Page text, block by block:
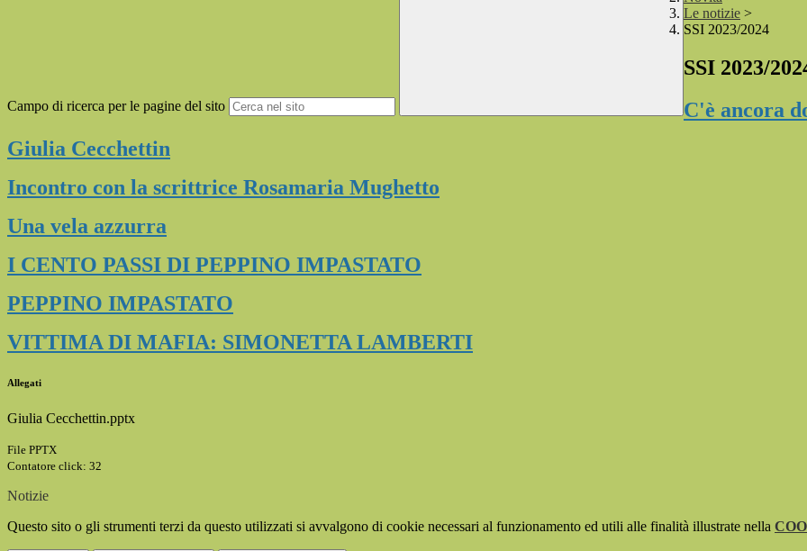
Campo di ricerca per le pagine del sito
Le notizie >
SSI 2023/2024
SSI 2023/
C'è ancora
Giulia Cecchettin
Incontro con la scrittrice Rosamaria Mughetto
Una vela azzurra
I CENTO PASSI DI PEPPINO IMPASTATO
PEPPINO IMPASTATO
VITTIMA DI MAFIA: SIMONETTA LAMBERTI
Allegati
Giulia Cecchettin.pptx
File PPTX
Contatore click: 32
Notizie
Questo sito o gli strumenti terzi da questo utilizzati si avvalgono di cookie necessari al funzionamento ed utili alle finalità illustrate nella